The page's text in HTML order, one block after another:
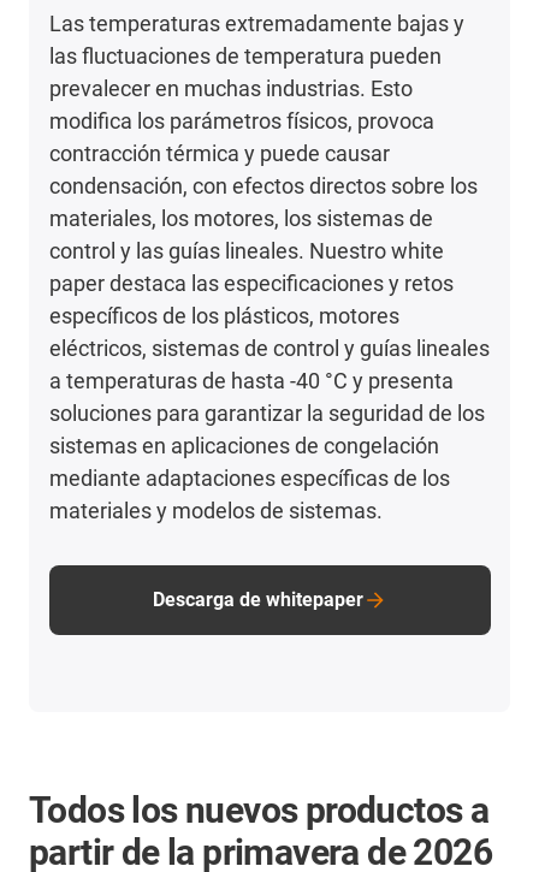
Las temperaturas extremadamente bajas y
las fluctuaciones de temperatura pueden
prevalecer en muchas industrias. Esto
modifica los parámetros físicos, provoca
contracción térmica y puede causar
condensación, con efectos directos sobre los
materiales, los motores, los sistemas de
control y las guías lineales. Nuestro white
paper destaca las especificaciones y retos
específicos de los plásticos, motores
eléctricos, sistemas de control y guías lineales
a temperaturas de hasta -40 °C y presenta
soluciones para garantizar la seguridad de los
sistemas en aplicaciones de congelación
mediante adaptaciones específicas de los
materiales y modelos de sistemas.
Descarga de whitepaper
Todos los nuevos productos a
partir de la primavera de 2026